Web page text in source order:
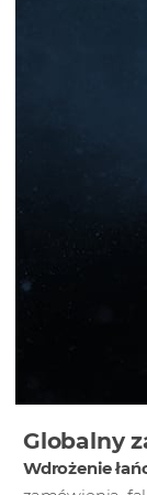
Globalny
Wdrożenie